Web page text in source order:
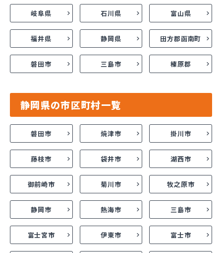
岐阜県 石川県 富山県
福井県 静岡県 田方郡函南町
磐田市 三島市 榛原郡
静岡県の市区町村一覧
磐田市 焼津市 掛川市
藤枝市 袋井市 湖西市
御前崎市 菊川市 牧之原市
静岡市 熱海市 三島市
富士宮市 伊東市 富士市